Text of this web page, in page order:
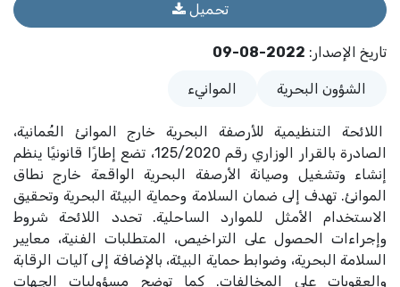
تاريخ الإصدار :
2022-08-09
الشؤون البحرية الموانيء
اللائحة التنظيمية للأرصفة البحرية خارج الموانئ العُمانية،
الصادرة بالقرار الوزاري رقم 125/2020، تضع إطارًا قانونيًا ينظم
إنشاء وتشغيل وصيانة الأرصفة البحرية الواقعة خارج نطاق
الموانئ. تهدف إلى ضمان السلامة وحماية البيئة البحرية وتحقيق
الاستخدام الأمثل للموارد الساحلية. تحدد اللائحة شروط
وإجراءات الحصول على التراخيص، المتطلبات الفنية، معايير
السلامة البحرية، وضوابط حماية البيئة، بالإضافة إلى آليات الرقابة
والعقوبات على المخالفات. كما توضح مسؤوليات الجهات
تحميل